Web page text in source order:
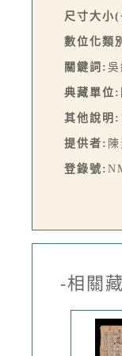
尺寸大小
數位化類
關鍵詞:
典藏單位:
其他說明:
提供者:
登錄號:
-相關